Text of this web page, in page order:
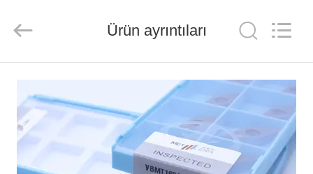
ÜRÜN
VIDEOLAR
Materials
Co.,ltd.
Ürün ayrıntıları